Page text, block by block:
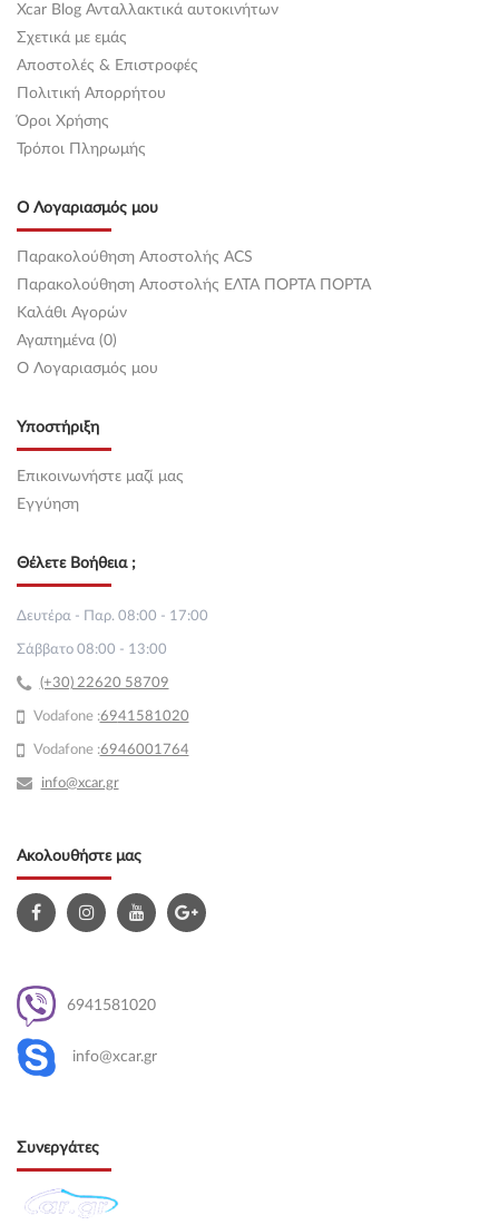
Xcar Blog Ανταλλακτικά αυτοκινήτων
Σχετικά με εμάς
Αποστολές & Επιστροφές
Πολιτική Απορρήτου
Όροι Χρήσης
Τρόποι Πληρωμής
Ο Λογαριασμός μου
Παρακολούθηση Αποστολής ACS
Παρακολούθηση Αποστολής ΕΛΤΑ ΠΟΡΤΑ ΠΟΡΤΑ
Καλάθι Αγορών
Αγαπημένα (0)
O Λογαριασμός μου
Υποστήριξη
Επικοινωνήστε μαζί μας
Εγγύηση
Θέλετε Βοήθεια ;
Δευτέρα - Παρ. 08:00 - 17:00
Σάββατο 08:00 - 13:00
(+30) 22620 58709
Vodafone :6941581020
Vodafone :6946001764
info@xcar.gr
Ακολουθήστε μας
6941581020
info@xcar.gr
Συνεργάτες